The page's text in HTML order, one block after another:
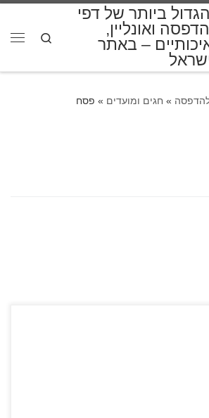
ביותר של דפי
ואונליין,
– באתר
Search
» חגים ומועדים » פסח